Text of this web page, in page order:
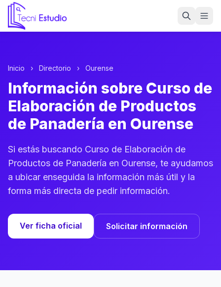
Ir a la página de inicio de Tecni Estudio
Inicio › Directorio › Ourense
Información sobre Curso de
Elaboración de Productos
de Panadería en Ourense
Si estás buscando Curso de Elaboración de
Productos de Panadería en Ourense, te ayudamos
a ubicar enseguida la información más útil y la
forma más directa de pedir información.
Ver ficha oficial Solicitar información